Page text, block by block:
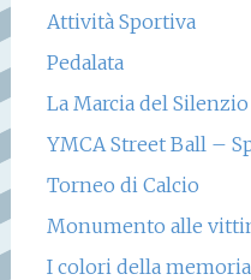
Attività Sportiva
Pedalata
La Marcia del Silenzio
YMCA Street Ball –
Torneo di Calcio
Monumento alle
I colori della memoria